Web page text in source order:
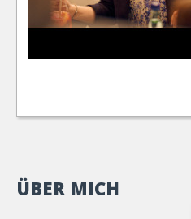
ÜBER MICH